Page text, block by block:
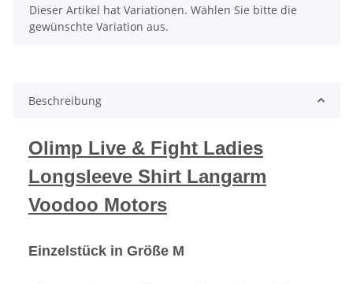
x
Dieser Artikel hat Variationen. Wählen Sie bitte die
gewünschte Variation aus.
Beschreibung
Olimp Live & Fight Ladies
Longsleeve Shirt Langarm
Voodoo Motors
Einzelstück in Größe M